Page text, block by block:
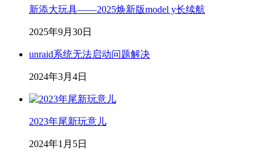
新添大玩具——2025焕新版model y长续航
2025年9月30日
unraid系统无法启动问题解决
2024年3月4日
2023年尾新玩意儿
2024年1月5日